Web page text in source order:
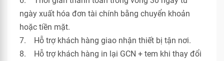
ngày xuất hóa đơn tài chính bằng chuyển khoản
hoặc tiền mặt.
7. Hỗ trợ khách hàng giao nhận thiết bị tận nơi.
8. Hỗ trợ khách hàng in lại GCN + tem khi thay đổi